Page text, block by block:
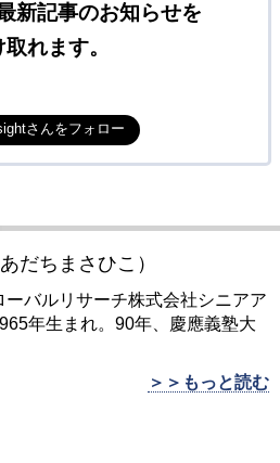
新記事のお知らせを
れます。
さんをフォロー
だちまさひこ）
ーバルリサーチ株式会社シニアア
年生まれ。90年、慶應義塾大
＞＞もっと読む